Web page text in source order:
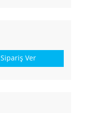
Sipariş Ver